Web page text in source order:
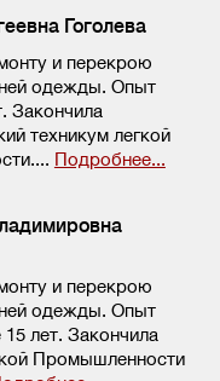
Гоголева
и перекрою
одежды. Опыт
Закончила
техникум легкой
Подробнее...
и перекрою
одежды. Опыт
лет. Закончила
Промышленности